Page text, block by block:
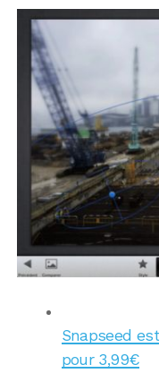
Snapseed
pour 3,99€